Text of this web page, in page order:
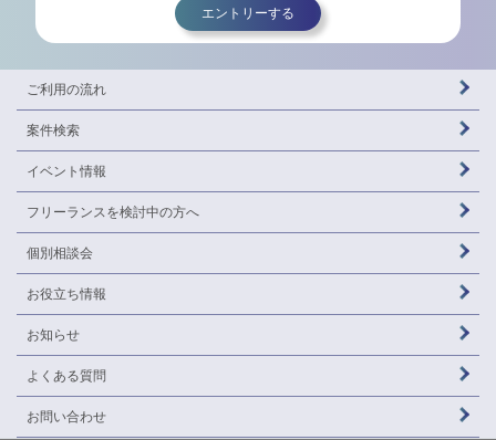
エントリーする
ご利用の流れ
案件検索
イベント情報
フリーランスを検討中の方へ
個別相談会
お役立ち情報
お知らせ
よくある質問
お問い合わせ